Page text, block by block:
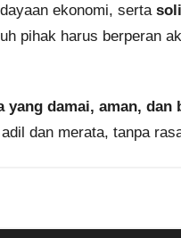
ekonomi, serta
pihak harus berperan
yang damai, aman, dan
dan merata, tanpa